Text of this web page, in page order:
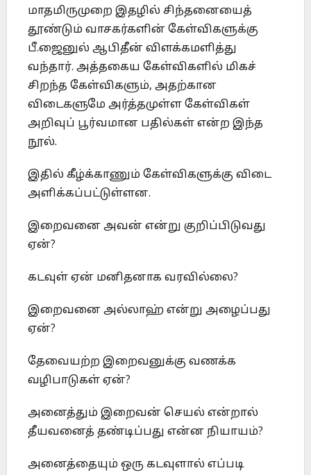
மாதமிருமுறை இதழில் சிந்தனையைத்
தூண்டும் வாசகர்களின் கேள்விகளுக்கு
பீ.ஜைனுல் ஆபிதீன் விளக்கமளித்து
வந்தார். அத்தகைய கேள்விகளில் மிகச்
சிறந்த கேள்விகளும், அதற்கான
விடைகளுமே அர்த்தமுள்ள கேள்விகள்
அறிவுப் பூர்வமான பதில்கள் என்ற இந்த
நூல்.
இதில் கீழ்க்காணும் கேள்விகளுக்கு விடை
அளிக்கப்பட்டுள்ளன.
இறைவனை அவன் என்று குறிப்பிடுவது
ஏன்?
கடவுள் ஏன் மனிதனாக வரவில்லை?
இறைவனை அல்லாஹ் என்று அழைப்பது
ஏன்?
தேவையற்ற இறைவனுக்கு வணக்க
வழிபாடுகள் ஏன்?
அனைத்தும் இறைவன் செயல் என்றால்
தீயவனைத் தண்டிப்பது என்ன நியாயம்?
அனைத்தையும் ஒரு கடவுளால் எப்படி